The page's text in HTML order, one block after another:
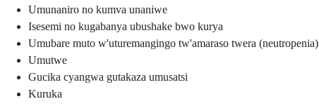
Umunaniro no kumva unaniwe
Isesemi no kugabanya ubushake bwo kurya
Umubare muto w'uturemangingo tw'amaraso twera (neutropenia)
Umutwe
Gucika cyangwa gutakaza umusatsi
Kuruka